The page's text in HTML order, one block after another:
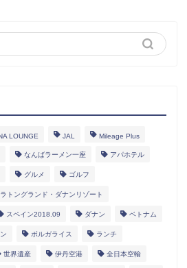
LOUNGE JAL Mileage Plus
なんばラーメン一座 アパホテル
グルメ ゴルフ
トングランド・ダナンリゾート
スペイン2018.09 ダナン ベトナム
ボルガライス ランチ
世界遺産 伊丹空港 全日本空輸